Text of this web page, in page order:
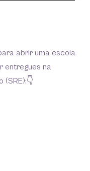
abrir uma escola
entregues na
(SRE):👇